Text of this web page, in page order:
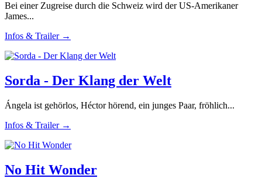
Bei einer Zugreise durch die Schweiz wird der US-Amerikaner
James...
Infos & Trailer →
Sorda - Der Klang der Welt
Ángela ist gehörlos, Héctor hörend, ein junges Paar, fröhlich...
Infos & Trailer →
No Hit Wonder